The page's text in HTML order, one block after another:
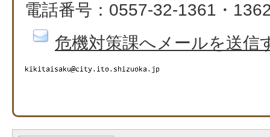
電話番号：0557-32-1361・
危機対策課へメールを送信